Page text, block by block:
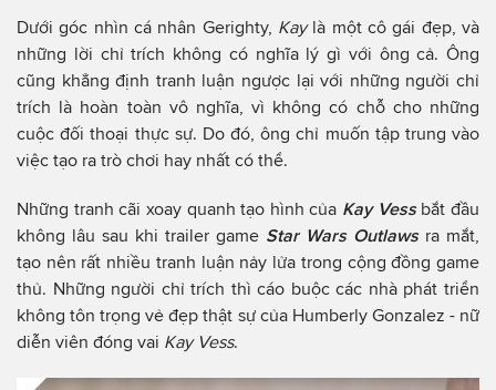
Dưới góc nhìn cá nhân Gerighty, Kay là một cô gái đẹp, và
những lời chỉ trích không có nghĩa lý gì với ông cả. Ông
cũng khẳng định tranh luận ngược lại với những người chỉ
trích là hoàn toàn vô nghĩa, vì không có chỗ cho những
cuộc đối thoại thực sự. Do đó, ông chỉ muốn tập trung vào
việc tạo ra trò chơi hay nhất có thể.
Những tranh cãi xoay quanh tạo hình của Kay Vess bắt đầu
không lâu sau khi trailer game Star Wars Outlawsra mắt,
tạo nên rất nhiều tranh luận nảy lửa trong cộng đồng game
thủ. Những người chỉ trích thì cáo buộc các nhà phát triển
không tôn trọng vẻ đẹp thật sự của Humberly Gonzalez - nữ
diễn viên đóng vai Kay Vess.